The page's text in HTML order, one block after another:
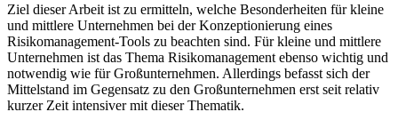
Ziel dieser Arbeit ist zu ermitteln, welche Besonderheiten für kleine
und mittlere Unternehmen bei der Konzeptionierung eines
Risikomanagement-Tools zu beachten sind. Für kleine und mittlere
Unternehmen ist das Thema Risikomanagement ebenso wichtig und
notwendig wie für Großunternehmen. Allerdings befasst sich der
Mittelstand im Gegensatz zu den Großunternehmen erst seit relativ
kurzer Zeit intensiver mit dieser Thematik.